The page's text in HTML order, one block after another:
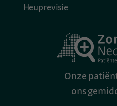
Heuprevisie
Onze
ons